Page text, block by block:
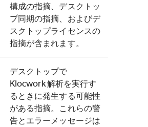
構成の指摘、デスクトッ
プ同期の指摘、およびデ
スクトップライセンスの
指摘が含まれます。
デスクトップで
Klocwork 解析を実行す
るときに発生する可能性
がある指摘。これらの警
告とエラーメッセージは